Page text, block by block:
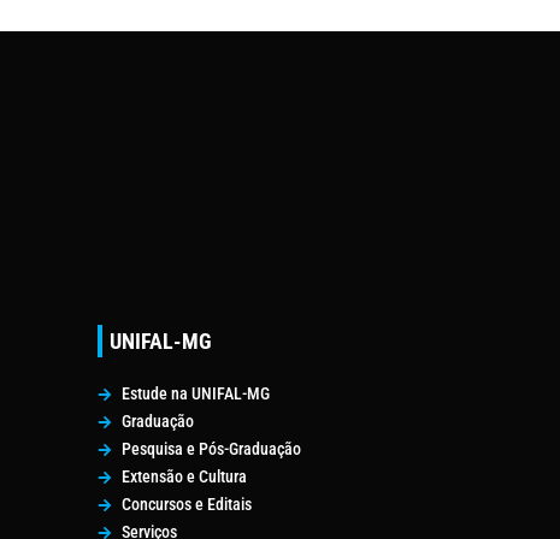
UNIFAL-MG
Estude na UNIFAL-MG
Graduação
Pesquisa e Pós-Graduação
Extensão e Cultura
Concursos e Editais
Serviços